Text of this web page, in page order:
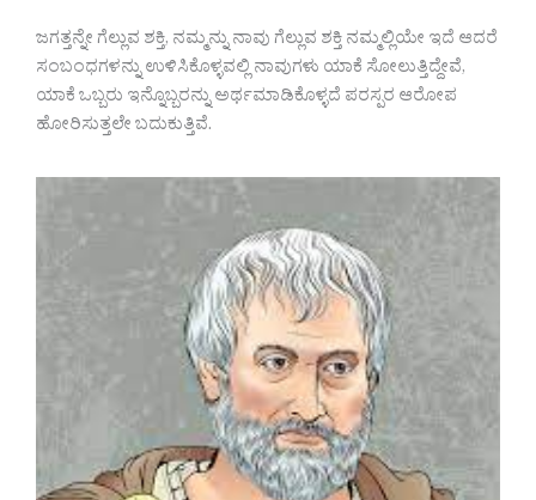
ಜಗತ್ತನ್ನೇ ಗೆಲ್ಲುವ ಶಕ್ತಿ, ನಮ್ಮನ್ನು ನಾವು ಗೆಲ್ಲುವ ಶಕ್ತಿ ನಮ್ಮಲ್ಲಿಯೇ ಇದೆ ಆದರೆ
ಸಂಬಂಧಗಳನ್ನು ಉಳಿಸಿಕೊಳ್ಳವಲ್ಲಿ ನಾವುಗಳು ಯಾಕೆ ಸೋಲುತ್ತಿದ್ದೇವೆ,
ಯಾಕೆ ಒಬ್ಬರು ಇನ್ನೊಬ್ಬರನ್ನು ಅರ್ಥಮಾಡಿಕೊಳ್ಳದೆ ಪರಸ್ಪರ ಆರೋಪ
ಹೋರಿಸುತ್ತಲೇ ಬದುಕುತ್ತಿವೆ.